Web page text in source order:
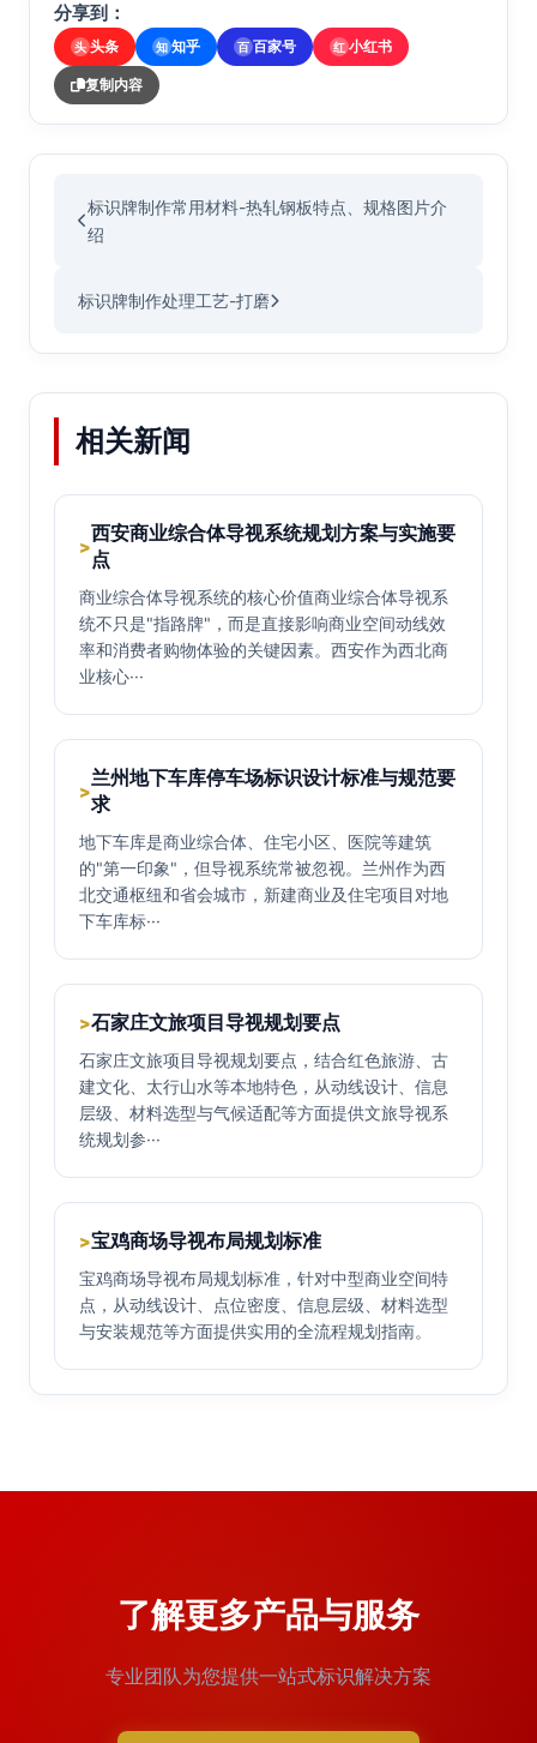
分享到：
头 头条 知 知乎 百 百家号 红 小红书
复制内容
标识牌制作常用材料-热轧钢板特点、规格图片介
绍
标识牌制作处理工艺-打磨
相关新闻
>
西安商业综合体导视系统规划方案与实施要
点
商业综合体导视系统的核心价值商业综合体导视系
统不只是"指路牌"，而是直接影响商业空间动线效
率和消费者购物体验的关键因素。西安作为西北商
业核心···
>
兰州地下车库停车场标识设计标准与规范要
求
地下车库是商业综合体、住宅小区、医院等建筑
的"第一印象"，但导视系统常被忽视。兰州作为西
北交通枢纽和省会城市，新建商业及住宅项目对地
下车库标···
>石家庄文旅项目导视规划要点
石家庄文旅项目导视规划要点，结合红色旅游、古
建文化、太行山水等本地特色，从动线设计、信息
层级、材料选型与气候适配等方面提供文旅导视系
统规划参···
>宝鸡商场导视布局规划标准
宝鸡商场导视布局规划标准，针对中型商业空间特
点，从动线设计、点位密度、信息层级、材料选型
与安装规范等方面提供实用的全流程规划指南。
了解更多产品与服务
专业团队为您提供一站式标识解决方案